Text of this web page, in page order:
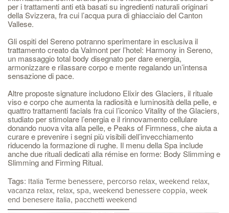
per i trattamenti anti età basati su ingredienti naturali originari
della Svizzera, fra cui l’acqua pura di ghiacciaio del Canton
Vallese.
Gli ospiti del Sereno potranno sperimentare in esclusiva il
trattamento creato da Valmont per l’hotel: Harmony in Sereno,
un massaggio total body disegnato per dare energia,
armonizzare e rilassare corpo e mente regalando un’intensa
sensazione di pace.
Altre proposte signature includono Elixir des Glaciers, il rituale
viso e corpo che aumenta la radiosità e luminosità della pelle, e
quattro trattamenti facials fra cui l’iconico Vitality of the Glaciers,
studiato per stimolare l’energia e il rinnovamento cellulare
donando nuova vita alla pelle, e Peaks of Firmness, che aiuta a
curare e prevenire i segni più visibili dell’invecchiamento
riducendo la formazione di rughe. Il menu della Spa include
anche due rituali dedicati alla rémise en forme: Body Slimming e
Slimming and Firming Ritual.
Tags: Italia Terme benessere, percorso relax, weekend relax,
vacanza relax, relax, spa, weekend benessere coppia, week
end benesere italia, pacchetti weekend